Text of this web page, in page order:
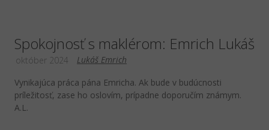
Spokojnosť s maklérom: Emrich Lukáš
Lukáš Emrich
október 2024
Vynikajúca práca pána Emricha. Ak bude v budúcnosti
príležitosť, zase ho oslovím, prípadne doporučím známym.
A.L.